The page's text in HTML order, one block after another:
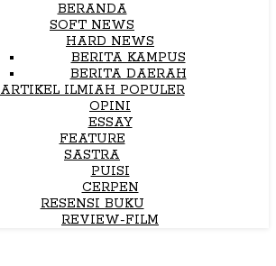
BERANDA
SOFT NEWS
HARD NEWS
BERITA KAMPUS
BERITA DAERAH
ARTIKEL ILMIAH POPULER
OPINI
ESSAY
FEATURE
SASTRA
PUISI
CERPEN
RESENSI BUKU
REVIEW-FILM